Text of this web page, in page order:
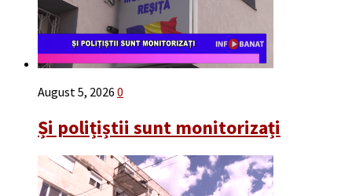
August 5, 2026 0
Și polițiștii sunt monitorizați